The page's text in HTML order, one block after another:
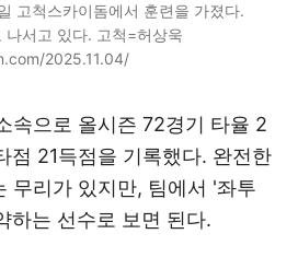
고척스카이돔에서 훈련을 가졌다.
나서고 있다. 고척=허상욱
2025.11.04/
속으로 올시즌 72경기 타율 2
점 21득점을 기록했다. 완전한
무리가 있지만, 팀에서 '좌투
하는 선수로 보면 된다.